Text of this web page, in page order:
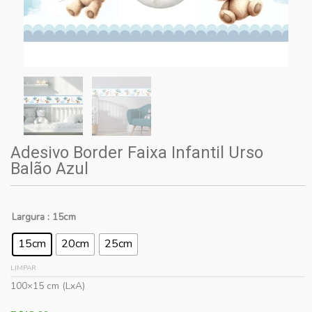
Adesivo Border Faixa Infantil Urso
Balão Azul
Largura : 15cm
15cm 20cm 25cm
LIMPAR
100×15 cm (LxA)